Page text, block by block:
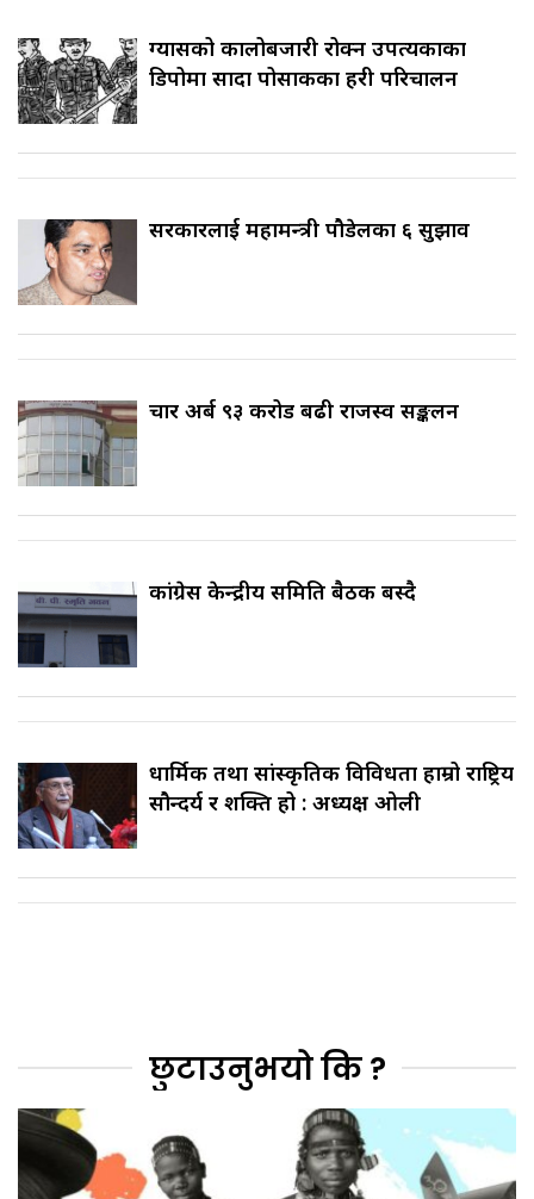
ग्यासको कालोबजारी रोक्न उपत्यकाका
डिपोमा सादा पोसाकका प्रहरी परिचालन
सरकारलाई महामन्त्री पौडेलका ६ सुझाव
चार अर्ब ९३ करोड बढी राजस्व सङ्कलन
कांग्रेस केन्द्रीय समिति बैठक बस्दै
धार्मिक तथा सांस्कृतिक विविधता हाम्रो राष्ट्रिय
सौन्दर्य र शक्ति हो : अध्यक्ष ओली
छुटाउनुभयो कि ?